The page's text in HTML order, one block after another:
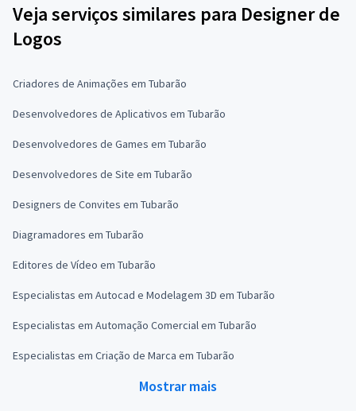
Veja serviços similares para Designer de
Logos
Criadores de Animações em Tubarão
Desenvolvedores de Aplicativos em Tubarão
Desenvolvedores de Games em Tubarão
Desenvolvedores de Site em Tubarão
Designers de Convites em Tubarão
Diagramadores em Tubarão
Editores de Vídeo em Tubarão
Especialistas em Autocad e Modelagem 3D em Tubarão
Especialistas em Automação Comercial em Tubarão
Especialistas em Criação de Marca em Tubarão
Mostrar mais